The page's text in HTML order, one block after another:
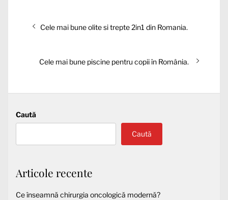
Articolul
Cele mai bune olite si trepte 2in1 din Romania.
Articolul
Cele mai bune piscine pentru copii în România.
Caută
Caută
Articole recente
Ce înseamnă chirurgia oncologică modernă?